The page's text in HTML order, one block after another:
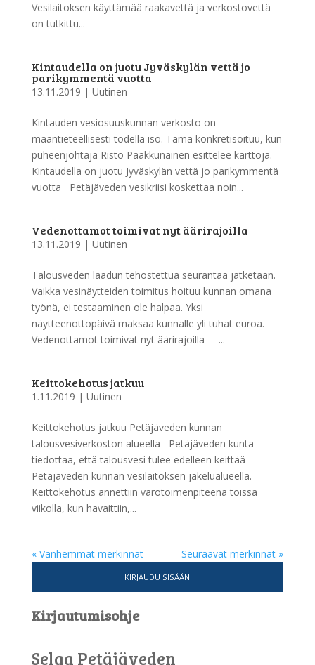
Vesilaitoksen käyttämää raakavettä ja verkostovettä
on tutkittu...
Kintaudella on juotu Jyväskylän vettä jo
parikymmentä vuotta
13.11.2019 | Uutinen
Kintauden vesiosuuskunnan verkosto on
maantieteellisesti todella iso. Tämä konkretisoituu, kun
puheenjohtaja Risto Paakkunainen esittelee karttoja.
Kintaudella on juotu Jyväskylän vettä jo parikymmentä
vuotta Petäjäveden vesikriisi koskettaa noin...
Vedenottamot toimivat nyt äärirajoilla
13.11.2019 | Uutinen
Talousveden laadun tehostettua seurantaa jatketaan.
Vaikka vesinäytteiden toimitus hoituu kunnan omana
työnä, ei testaaminen ole halpaa. Yksi
näytteenottopäivä maksaa kunnalle yli tuhat euroa.
Vedenottamot toimivat nyt äärirajoilla –...
Keittokehotus jatkuu
1.11.2019 | Uutinen
Keittokehotus jatkuu Petäjäveden kunnan
talousvesiverkoston alueella Petäjäveden kunta
tiedottaa, että talousvesi tulee edelleen keittää
Petäjäveden kunnan vesilaitoksen jakelualueella.
Keittokehotus annettiin varotoimenpiteenä toissa
viikolla, kun havaittiin,...
« Vanhemmat merkinnät Seuraavat merkinnät »
KIRJAUDU SISÄÄN
Kirjautumisohje
Selaa Petäjäveden